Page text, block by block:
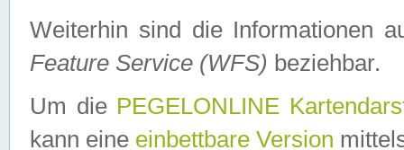
Weiterhin sind die Informationen
Feature Service (WFS) beziehbar.
Um die PEGELONLINE
kann eine einbettbare Version